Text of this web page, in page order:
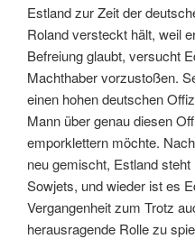
Estland zur Zeit der
Roland versteckt hält, weil
Befreiung glaubt, versucht
Machthaber vorzustoßen.
einen hohen deutschen
Mann über genau diesen
emporklettern möchte.
neu gemischt, Estland
Sowjets, und wieder ist es
Vergangenheit zum Trotz
herausragende Rolle zu